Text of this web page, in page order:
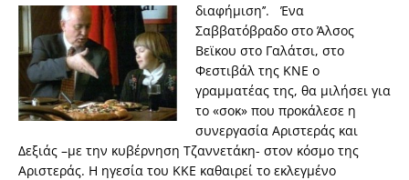
διαφήμιση’’. Ένα
Σαββατόβραδο στο Άλσος
Βεϊκου στο Γαλάτσι, στο
Φεστιβάλ της ΚΝΕ ο
γραμματέας της, θα μιλήσει για
το «σοκ» που προκάλεσε η
συνεργασία Αριστεράς και
Δεξιάς –με την κυβέρνηση Τζαννετάκη- στον κόσμο της
Αριστεράς. Η ηγεσία του ΚΚΕ καθαιρεί το εκλεγμένο